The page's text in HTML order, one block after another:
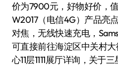
价为7900元，好物好价，
W2017（电信4G）产品亮
对焦，无线快速充电，
可直接前往海淀区中关村
心11层1111展厅详询，关于